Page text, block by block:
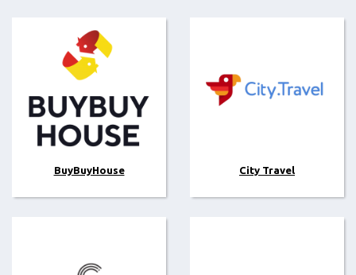
BuyBuyHouse City Travel